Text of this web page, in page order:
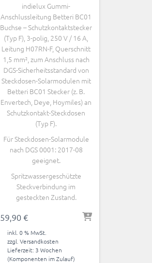
indielux Gummi-
Anschlussleitung Betteri BC01
Buchse – Schutzkontaktstecker
(Typ F), 3-polig, 250 V / 16 A,
Leitung H07RN-F, Querschnitt
1,5 mm², zum Anschluss nach
DGS-Sicherheitsstandard von
Steckdosen-Solarmodulen mit
Betteri BC01 Stecker (z. B.
Envertech, Deye, Hoymiles) an
Schutzkontakt-Steckdosen
(Typ F).
Für Steckdosen-Solarmodule
nach DGS 0001: 2017-08
geeignet.
Spritzwassergeschützte
Steckverbindung im
gesteckten Zustand.
59,90 €
inkl. 0 % MwSt.
zzgl. Versandkosten
Lieferzeit: 3 Wochen
(Komponenten im Zulauf)